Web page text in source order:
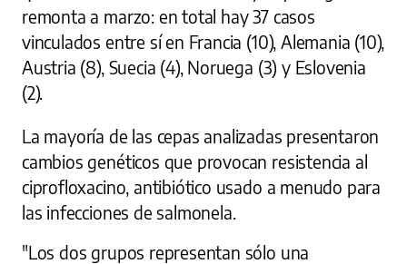
remonta a marzo: en total hay 37 casos
vinculados entre sí en Francia (10), Alemania (10),
Austria (8), Suecia (4), Noruega (3) y Eslovenia
(2).
La mayoría de las cepas analizadas presentaron
cambios genéticos que provocan resistencia al
ciprofloxacino, antibiótico usado a menudo para
las infecciones de salmonela.
"Los dos grupos representan sólo una